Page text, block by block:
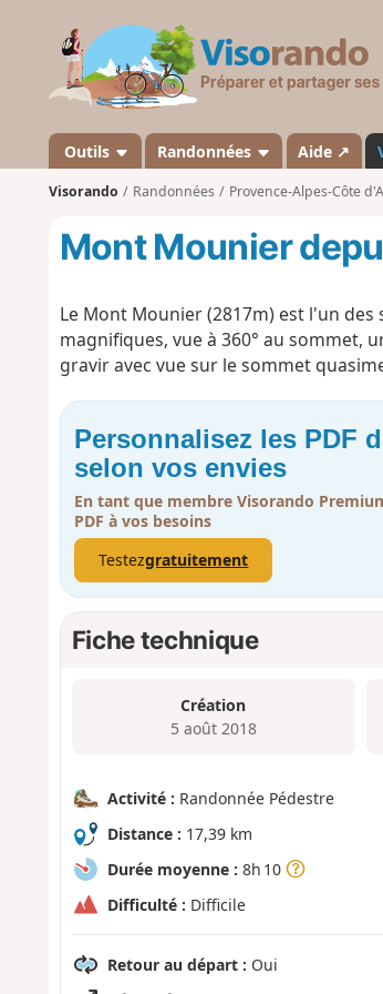
Outils Randonnées Aide ↗
Visorando Randonnées Provence-Alpes-Côte
Mont Mounier
Le Mont Mounier (2817m) est l'un
magnifiques, vue à 360° au sommet,
gravir avec vue sur le sommet
Personnalisez les PDF
selon vos envies
En tant que membre Visorando
PDF à vos besoins
Testezgratuitement
Fiche technique
Création
5 août 2018
Activité : Randonnée Pédestre
Distance : 17,39 km
Durée moyenne : 8h 10
Difficulté : Difficile
Retour au départ : Oui